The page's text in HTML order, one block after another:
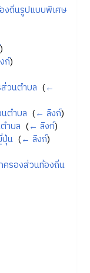
งถิ่นรูปแบบพิเศษ
)
ก์)
วนตำบล (←
ตำบล (← ลิงก์)
ำบล (← ลิงก์)
ปุ่น (← ลิงก์)
ครองส่วนท้องถิ่น